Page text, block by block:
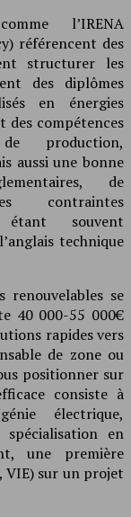
l’IRENA
référencent des
structurer les
des diplômes
en énergies
des compétences
production,
aussi une bonne
de
contraintes
étant souvent
technique
renouvelables se
40 000-55 000€
rapides vers
de zone ou
positionner sur
consiste à
électrique,
en
une première
VIE) sur un projet